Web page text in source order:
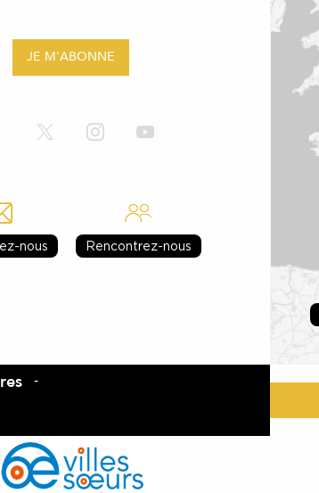
JE M'ABONNE
nous Rencontrez-nous